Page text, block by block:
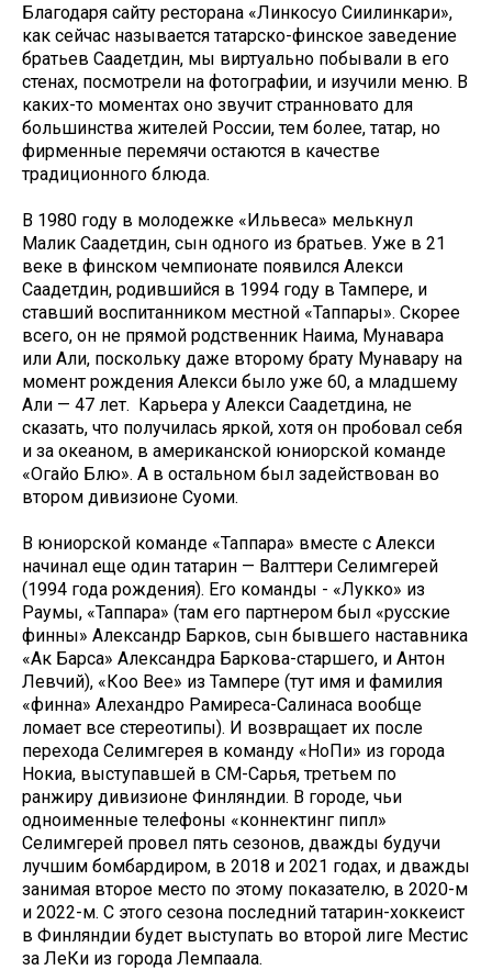
Благодаря сайту ресторана «Линкосуо Сиилинкари»,
как сейчас называется татарско-финское заведение
братьев Саадетдин, мы виртуально побывали в его
стенах, посмотрели на фотографии, и изучили меню. В
каких-то моментах оно звучит странновато для
большинства жителей России, тем более, татар, но
фирменные перемячи остаются в качестве
традиционного блюда.
В 1980 году в молодежке «Ильвеса» мелькнул
Малик Саадетдин, сын одного из братьев. Уже в 21
веке в финском чемпионате появился Алекси
Саадетдин, родившийся в 1994 году в Тампере, и
ставший воспитанником местной «Таппары». Скорее
всего, он не прямой родственник Наима, Мунавара
или Али, поскольку даже второму брату Мунавару на
момент рождения Алекси было уже 60, а младшему
Али — 47 лет. Карьера у Алекси Саадетдина, не
сказать, что получилась яркой, хотя он пробовал себя
и за океаном, в американской юниорской команде
«Огайо Блю». А в остальном был задействован во
втором дивизионе Суоми.
В юниорской команде «Таппара» вместе с Алекси
начинал еще один татарин — Валттери Селимгерей
(1994 года рождения). Его команды - «Лукко» из
Раумы, «Таппара» (там его партнером был «русские
финны» Александр Барков, сын бывшего наставника
«Ак Барса» Александра Баркова-старшего, и Антон
Левчий), «Коо Вее» из Тампере (тут имя и фамилия
«финна» Алехандро Рамиреса-Салинаса вообще
ломает все стереотипы). И возвращает их после
перехода Селимгерея в команду «НоПи» из города
Нокиа, выступавшей в СМ-Сарья, третьем по
ранжиру дивизионе Финляндии. В городе, чьи
одноименные телефоны «коннектинг пипл»
Селимгерей провел пять сезонов, дважды будучи
лучшим бомбардиром, в 2018 и 2021 годах, и дважды
занимая второе место по этому показателю, в 2020-м
и 2022-м. С этого сезона последний татарин-хоккеист
в Финляндии будет выступать во второй лиге Местис
за ЛеКи из города Лемпаала.